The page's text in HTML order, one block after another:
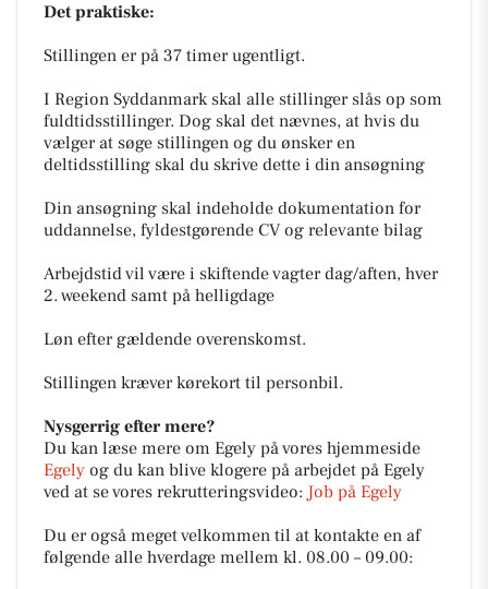
Det praktiske:
Stillingen er på 37 timer ugentligt.
I Region Syddanmark skal alle stillinger slås op som
fuldtidsstillinger. Dog skal det nævnes, at hvis du
vælger at søge stillingen og du ønsker en
deltidsstilling skal du skrive dette i din ansøgning
Din ansøgning skal indeholde dokumentation for
uddannelse, fyldestgørende CV og relevante bilag
Arbejdstid vil være i skiftende vagter dag/aften, hver
2. weekend samt på helligdage
Løn efter gældende overenskomst.
Stillingen kræver kørekort til personbil.
Nysgerrig efter mere?
Du kan læse mere om Egely på vores hjemmeside
Egely og du kan blive klogere på arbejdet på Egely
ved at se vores rekrutteringsvideo: Job på Egely
Du er også meget velkommen til at kontakte en af
følgende alle hverdage mellem kl. 08.00 – 09.00: